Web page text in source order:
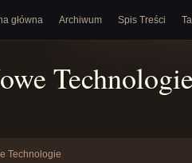
główna Archiwum Spis Treści
Technologie